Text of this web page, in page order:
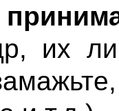
их